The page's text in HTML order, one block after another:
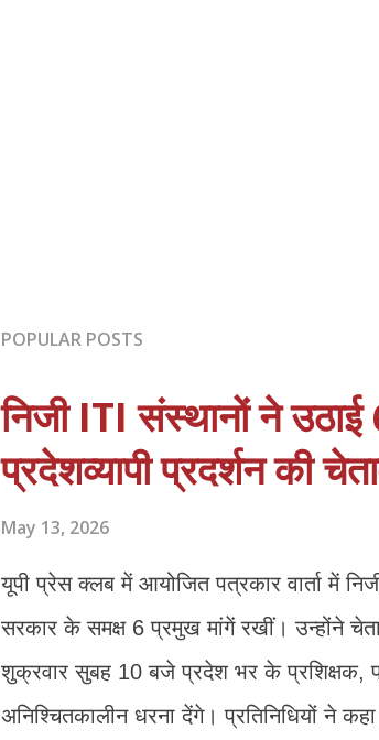
POPULAR POSTS
निजी ITI संस्थानों ने
प्रदेशव्यापी प्रदर्शन की
May 13, 2026
यूपी प्रेस क्लब में आयोजित पत्रकार वार्ता में
सरकार के समक्ष 6 प्रमुख मांगें रखीं। उन्होंने
शुक्रवार सुबह 10 बजे प्रदेश भर के प्रशिक्षक,
अनिश्चितकालीन धरना देंगे। प्रतिनिधियों ने